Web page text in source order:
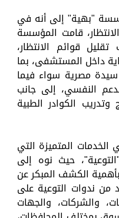
"بهية" إلى أنه في
قامت المؤسسة
قوائم الانتظار،
داخل المستشفى، بما
مصرية سواء فيما
النفسي، إلى جانب
الكوادر الطبية
المتميزة التي
حيث نوه إلى
الكشف المبكر عن
من ندوات التوعية على
والشركات، والجهات